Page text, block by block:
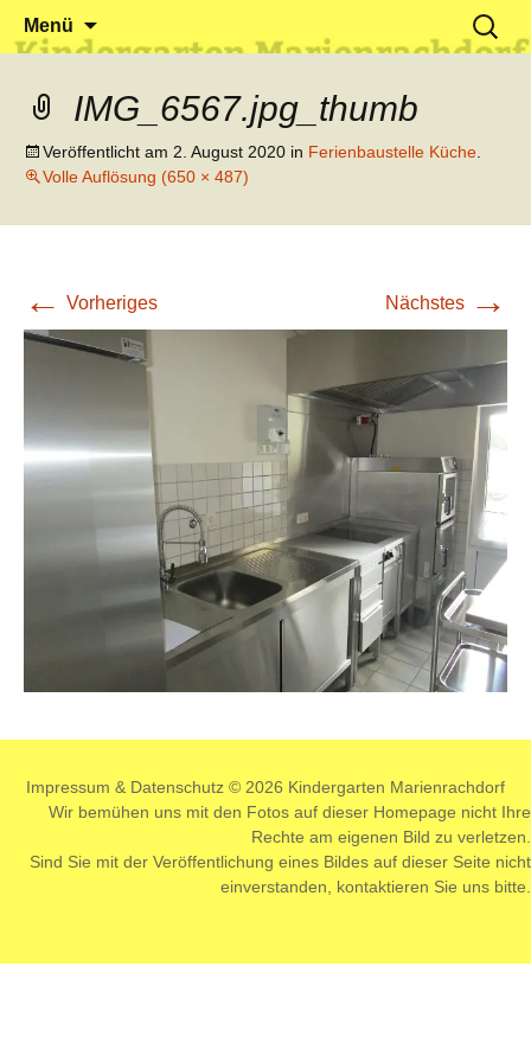
Kindergarten Marienrachdorf
Klein reingehen – Groß rauskommen
Menü
Suchen
nach:
IMG_6567.jpg_thumb
Veröffentlicht am 2. August 2020 in Ferienbaustelle Küche
Volle Auflösung (650 × 487)
← Vorheriges Nächstes →
Impressum & Datenschutz © 2026 Kindergarten Marienrachdorf
Wir bemühen uns mit den Fotos auf dieser Homepage nicht Ihre
Rechte am eigenen Bild zu verletzen.
Sind Sie mit der Veröffentlichung eines Bildes auf dieser Seite nicht
einverstanden, kontaktieren Sie uns bitte.